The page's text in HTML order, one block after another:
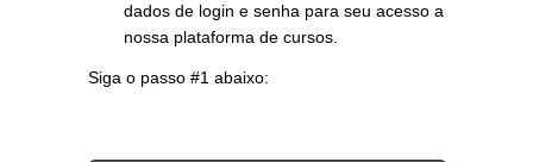
dados de login e senha para seu acesso a
nossa plataforma de cursos.
Siga o passo #1 abaixo: